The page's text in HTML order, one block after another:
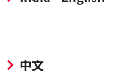
中文